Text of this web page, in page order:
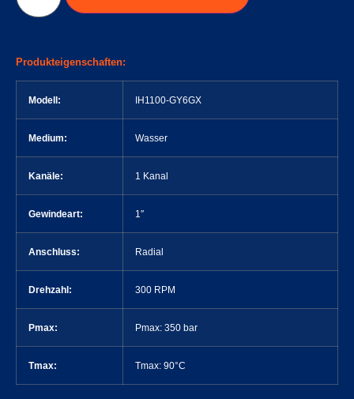
Produkteigenschaften:
Modell: IH1100-GY6GX
Medium: Wasser
Kanäle: 1 Kanal
Gewindeart: 1″
Anschluss: Radial
Drehzahl: 300 RPM
Pmax: Pmax: 350 bar
Tmax: Tmax: 90°C